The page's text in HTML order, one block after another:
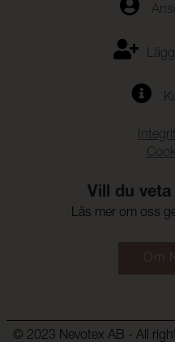
Vill du
Läs mer om oss
Om
© 2023 Nevotex AB - All